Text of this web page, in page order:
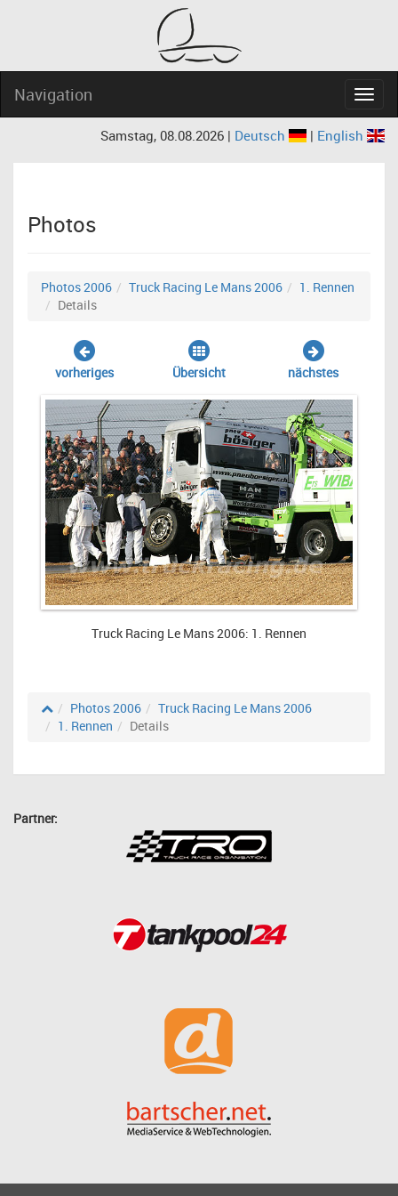
Navigation
Samstag, 08.08.2026 | Deutsch | English
Photos
Photos 2006 Truck Racing Le Mans 2006
1. Rennen
Details
vorheriges Übersicht nächstes
Truck Racing Le Mans 2006: 1. Rennen
Photos 2006
Truck Racing Le Mans 2006
1. Rennen
Details
Partner: